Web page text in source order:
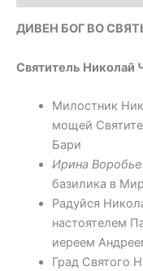
ДИВЕН БОГ ВО
Святитель Николай
Милостник
мощей
Бари
Ирина
базилика в
Радуйся
настоятелем
иереем
Град Святого